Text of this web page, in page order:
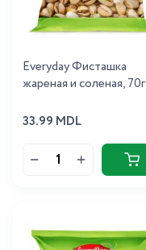
Everyday Фисташка
жареная и соленая, 70г
33.99 MDL